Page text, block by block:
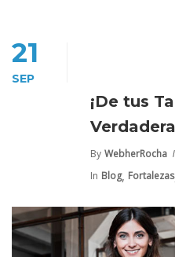
21
SEP
¡De tus
By WebherRocha
In Blog, Fortalezas